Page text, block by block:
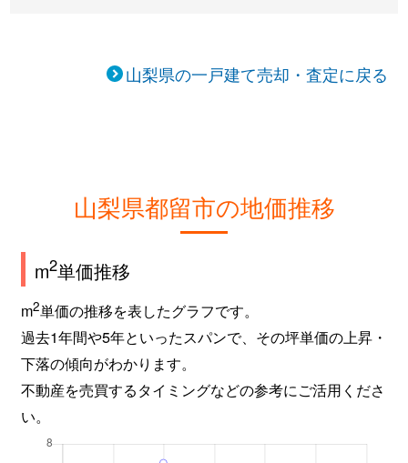
山梨県の一戸建て売却・査定に戻る
山梨県都留市の地価推移
m2単価推移
m2単価の推移を表したグラフです。
過去1年間や5年といったスパンで、その坪単価の上昇・
下落の傾向がわかります。
不動産を売買するタイミングなどの参考にご活用くださ
い。